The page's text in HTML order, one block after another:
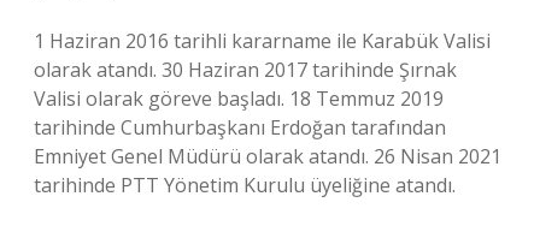
1 Haziran 2016 tarihli kararname ile Karabük Valisi
olarak atandı. 30 Haziran 2017 tarihinde Şırnak
Valisi olarak göreve başladı. 18 Temmuz 2019
tarihinde Cumhurbaşkanı Erdoğan tarafından
Emniyet Genel Müdürü olarak atandı. 26 Nisan 2021
tarihinde PTT Yönetim Kurulu üyeliğine atandı.